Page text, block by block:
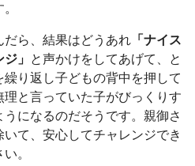
だら、結果はどうあれ 「ナイス
」 と声かけをしてあげて、と
り返し子どもの背中を押して
と言っていた子がびっくりす
になるのだそうです。親御さ
て、安心してチャレンジでき
。